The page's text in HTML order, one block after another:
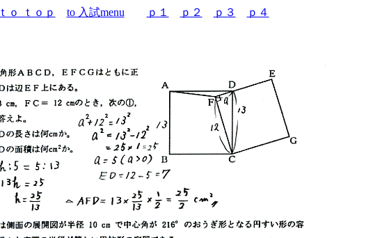
ｔｏ ｔｏｐ to 入試menu ｐ１ ｐ２ ｐ３ ｐ４